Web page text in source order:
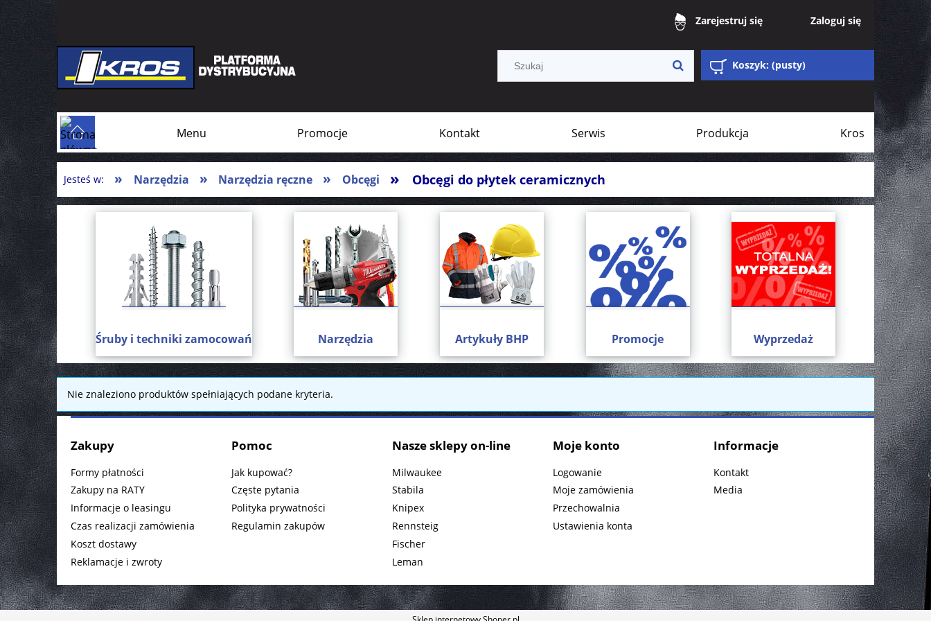
Zarejestruj się Zaloguj się
Koszyk: (pusty)
Menu Promocje Kontakt Serwis Produkcja Kros
Jesteś w: » Narzędzia » Narzędzia ręczne » Obcęgi » Obcęgi do płytek ceramicznych
Śruby i techniki zamocowań Narzędzia Artykuły BHP Promocje Wyprzedaż
Nie znaleziono produktów spełniających podane kryteria.
Zakupy
Formy płatności
Zakupy na RATY
Informacje o leasingu
Czas realizacji zamówienia
Koszt dostawy
Reklamacje i zwroty
Pomoc
Jak kupować?
Częste pytania
Polityka prywatności
Regulamin zakupów
Nasze sklepy on-line
Milwaukee
Stabila
Knipex
Rennsteig
Fischer
Leman
Moje konto
Logowanie
Moje zamówienia
Przechowalnia
Ustawienia konta
Informacje
Kontakt
Media